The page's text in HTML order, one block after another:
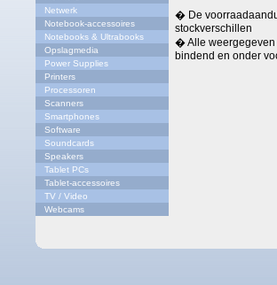
Netwerk
Notebook-accessoires
Notebooks & Ultrabooks
Opslagmedia
Power Supplies
Printers
Processoren
Scanners
Smartphones
Software
Soundcards
Speakers
Tablet PCs
Tablet-accessoires
TV / Video
Webcams
� De
stockverschillen
� Alle weergegeven
bindend en onder